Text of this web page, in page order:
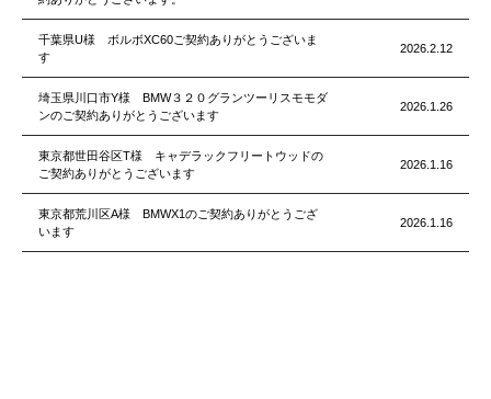
千葉県U様 ボルボXC60ご契約ありがとうございま
す
2026.2.12
埼玉県川口市Y様 BMW３２０グランツーリスモモダ
ンのご契約ありがとうございます
2026.1.26
東京都世田谷区T様 キャデラックフリートウッドの
ご契約ありがとうございます
2026.1.16
東京都荒川区A様 BMWX1のご契約ありがとうござ
います
2026.1.16